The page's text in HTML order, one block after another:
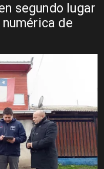
segundo lugar
de